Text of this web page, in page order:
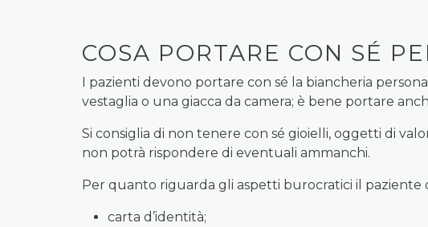
COSA PORTARE CON SÉ
I pazienti devono portare con sé la biancheria
vestaglia o una giacca da camera; è bene portare
Si consiglia di non tenere con sé gioielli, oggetti di
non potrà rispondere di eventuali ammanchi.
Per quanto riguarda gli aspetti burocratici il paziente
carta d’identità;